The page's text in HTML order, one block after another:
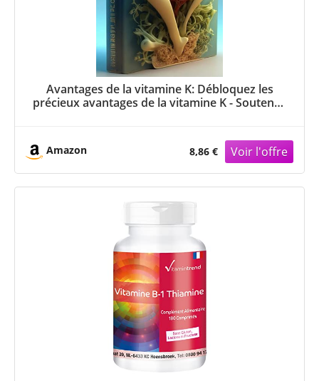
Avantages de la vitamine K: Débloquez les
précieux avantages de la vitamine K - Soutenez
Amazon 8,86 €